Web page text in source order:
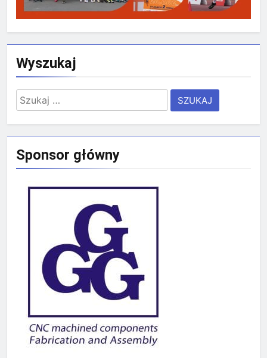
Wyszukaj
Szukaj:
Sponsor główny